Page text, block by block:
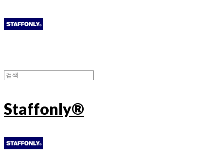
Staffonly®